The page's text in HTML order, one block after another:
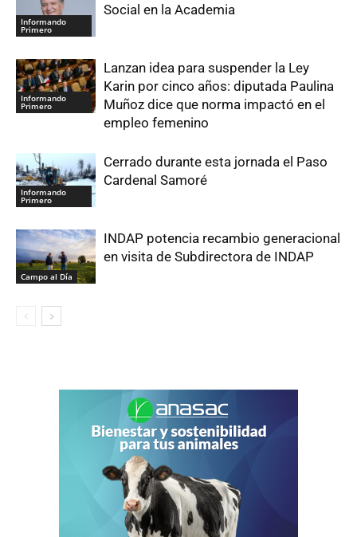
Informando
Primero
Social en la Academia
Informando
Primero
Lanzan idea para suspender la Ley
Karin por cinco años: diputada Paulina
Muñoz dice que norma impactó en el
empleo femenino
Informando
Primero
Cerrado durante esta jornada el Paso
Cardenal Samoré
Campo al Día
INDAP potencia recambio generacional
en visita de Subdirectora de INDAP